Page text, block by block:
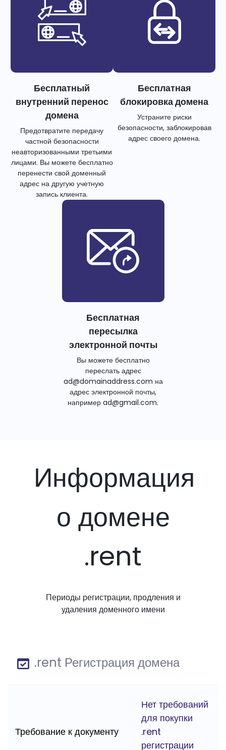
Бесплатный
внутренний перенос
домена
Предотвратите передачу
частной безопасности
неавторизованными третьими
лицами. Вы можете бесплатно
перенести свой доменный
адрес на другую учетную
запись клиента.
Бесплатная
блокировка домена
Устраните риски
безопасности, заблокировав
адрес своего домена.
Бесплатная
пересылка
электронной почты
Вы можете бесплатно
переслать адрес
ad@domainaddress.com на
адрес электронной почты,
например ad@gmail.com.
Информация
о домене
.rent
Периоды регистрации, продления и
удаления доменного имени
.rent Регистрация домена
Требование к документу
Нет требований
для покупки
.rent
регистрации